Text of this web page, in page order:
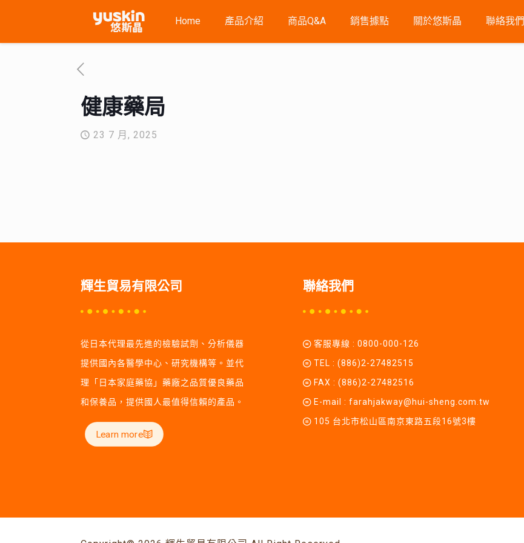
Home 產品介紹 商品Q&A 銷售據點 關於悠斯晶 聯絡我們
健康藥局
23 7 月, 2025
輝生貿易有限公司
從日本代理最先進的檢驗試劑、分析儀器
提供國內各醫學中心、研究機構等。並代
理「日本家庭藥協」藥廠之品質優良藥品
和保養品，提供國人最值得信賴的產品。
Learn more
聯絡我們
客服專線 :0800-000-126
TEL :(886)2-27482515
FAX : (886)2-27482516
E-mail :farahjakway@hui-sheng.com.tw
105 台北市松山區南京東路五段16號3樓